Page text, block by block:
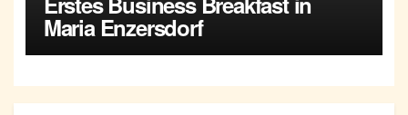
Maria Enzersdorf